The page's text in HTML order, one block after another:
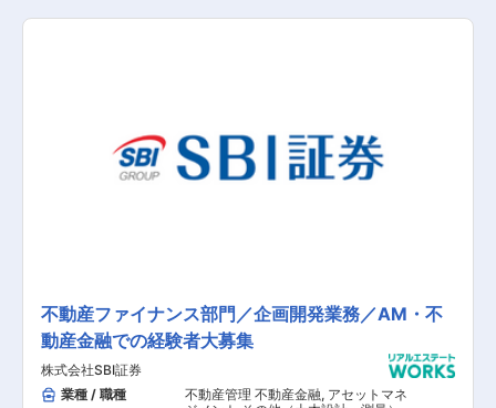
る実務 ■不動産特定共同事業のレポート作成・報
ョンを企画開発する「企画開発事業」3つの大き
な柱を軸に事業を展開しています。 有名建築デザ
イナーとコラボレーションし、デザイン性と居住
不動産ファイナンス部門／企画開発業務／AM・不
動産金融での経験者大募集
株式会社SBI証券
業種 / 職種
不動産管理 不動産金融, アセットマネ